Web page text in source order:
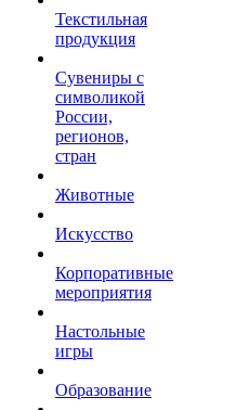
Текстильная
продукция
Сувениры с
символикой
России,
регионов,
стран
Животные
Искусство
Корпоративные
мероприятия
Настольные
игры
Образование